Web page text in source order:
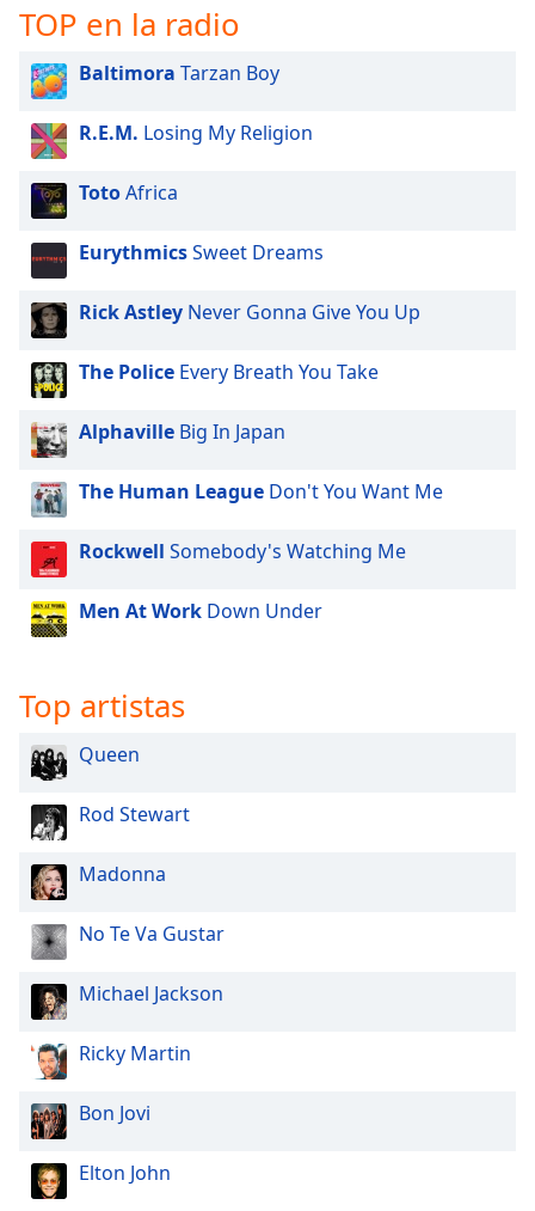
Caption
Area
Color
Opacity
Font
Size
Text
Edge
Style
Family
Close
Dialog
End
dialog
TOP en la radio
Baltimora Tarzan Boy
R.E.M. Losing My Religion
TotoAfrica
EurythmicsSweet Dreams
Rick Astley Never Gonna Give You Up
The Police Every Breath You Take
Alphaville Big In Japan
The Human League Don't You Want Me
Rockwell Somebody's Watching Me
Men At Work Down Under
Top artistas
Queen
Rod Stewart
Madonna
No Te Va Gustar
Michael Jackson
Ricky Martin
Bon Jovi
Elton John